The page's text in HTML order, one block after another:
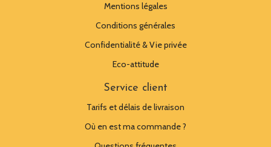
Mentions légales
Conditions générales
Confidentialité & Vie privée
Eco-attitude
Service client
Tarifs et délais de livraison
Où en est ma commande ?